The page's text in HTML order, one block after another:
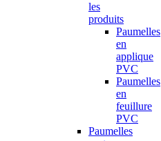
les
produits
Paumelles
en
applique
PVC
Paumelles
en
feuillure
PVC
Paumelles